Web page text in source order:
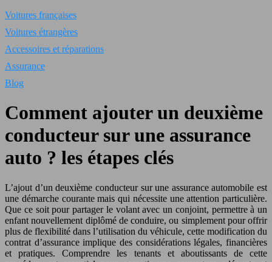
Voitures françaises
Voitures étrangères
Accessoires et réparations
Assurance
Blog
Comment ajouter un deuxième
conducteur sur une assurance
auto ? les étapes clés
L’ajout d’un deuxième conducteur sur une assurance automobile est
une démarche courante mais qui nécessite une attention particulière.
Que ce soit pour partager le volant avec un conjoint, permettre à un
enfant nouvellement diplômé de conduire, ou simplement pour offrir
plus de flexibilité dans l’utilisation du véhicule, cette modification du
contrat d’assurance implique des considérations légales, financières
et pratiques. Comprendre les tenants et aboutissants de cette